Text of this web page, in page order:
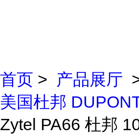
首页 > 产品展厅
美国杜邦
Zytel PA66 杜邦